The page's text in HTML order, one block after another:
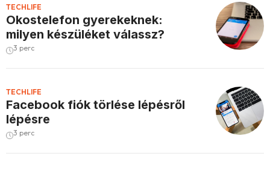
TECHLIFE
Okostelefon gyerekeknek:
milyen készüléket válassz?
3 perc
TECHLIFE
Facebook fiók törlése lépésről
lépésre
3 perc